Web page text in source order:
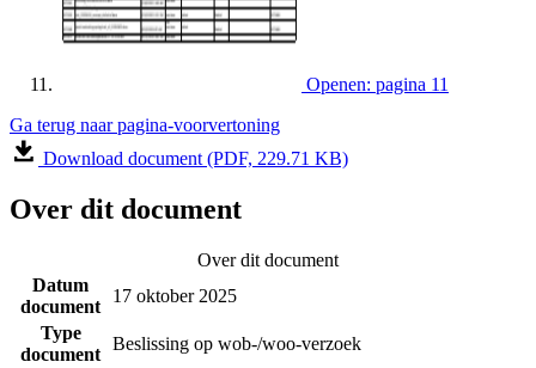
Openen: pagina 11
Ga terug naar pagina-voorvertoning
Download document (PDF, 229.71 KB)
Over dit document
Over dit document
Datum
document
17 oktober 2025
Type
document
Beslissing op wob-/woo-verzoek